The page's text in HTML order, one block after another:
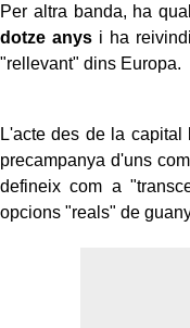
Per altra banda, ha
dotze anys i ha
"rellevant" dins Europa.
L'acte des de la
precampanya d'uns
defineix com a
opcions "reals" de